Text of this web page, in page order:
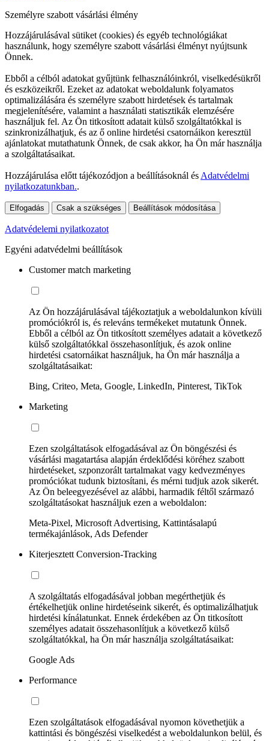
Személyre szabott vásárlási élmény
Hozzájárulásával sütiket (cookies) és egyéb technológiákat
használunk, hogy személyre szabott vásárlási élményt nyújtsunk
Önnek.
Ebből a célból adatokat gyűjtünk felhasználóinkról, viselkedésükről
és eszközeikről. Ezeket az adatokat weboldalunk folyamatos
optimalizálására és személyre szabott hirdetések és tartalmak
megjelenítésére, valamint a használati statisztikák elemzésére
használjuk fel. Az Ön titkosított adatait külső szolgáltatókkal is
szinkronizálhatjuk, és az ő online hirdetési csatornáikon keresztül
ajánlatokat mutathatunk Önnek, de csak akkor, ha Ön már használja
a szolgáltatásaikat.
Hozzájárulása előtt tájékozódjon a beállításoknál és Adatvédelmi
nyilatkozatunkban..
Elfogadás Csak a szükséges Beállítások módosítása
Adatvédelemi nyilatkozatot
Egyéni adatvédelmi beállítások
Customer match marketing
Az Ön hozzájárulásával tájékoztatjuk a weboldalunkon kívüli
promóciókról is, és releváns termékeket mutatunk Önnek.
Ebből a célból az Ön titkosított személyes adatait a következő
külső szolgáltatókkal összehasonlítjuk, és azok online
hirdetési csatornáikat használjuk, ha Ön már használja a
szolgáltatásaikat:
Bing, Criteo, Meta, Google, LinkedIn, Pinterest, TikTok
Marketing
Ezen szolgáltatások elfogadásával az Ön böngészési és
vásárlási magatartása alapján érdeklődési köréhez szabott
hirdetéseket, szponzorált tartalmakat vagy kedvezményes
promóciókat tudunk biztosítani, és mérni tudjuk azok sikerét.
Az Ön beleegyezésével az alábbi, harmadik féltől származó
szolgáltatásokat használjuk ezen a weboldalon:
Meta-Pixel, Microsoft Advertising, Kattintásalapú
termékajánlások, Ads Defender
Kiterjesztett Conversion-Tracking
A szolgáltatás elfogadásával jobban megérthetjük és
értékelhetjük online hirdetéseink sikerét, és optimalizálhatjuk
hirdetési kínálatunkat. Ennek érdekében az Ön titkosított
személyes adatait összehasonlítjuk a következő külső
szolgáltatókkal, ha Ön már használja szolgáltatásaikat:
Google Ads
Performance
Ezen szolgáltatások elfogadásával nyomon követhetjük a
kattintási és böngészési viselkedést a weboldalunkon belül, és